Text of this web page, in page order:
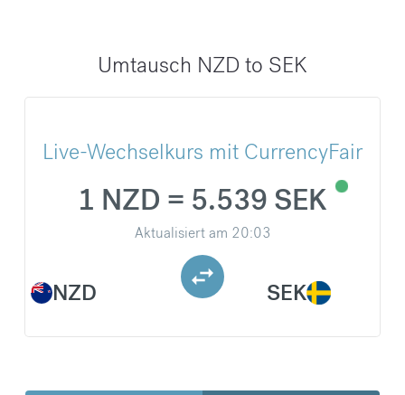
Umtausch NZD to SEK
Live-Wechselkurs mit CurrencyFair
NZD
1 NZD = 5.539 SEK
Aktualisiert am 20:03
SEK